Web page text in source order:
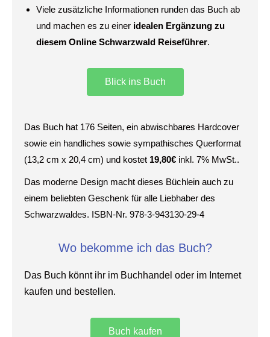
Viele zusätzliche Informationen runden das Buch ab
und machen es zu einer idealen Ergänzung zu
diesem Online Schwarzwald Reiseführer.
Blick ins Buch
Das Buch hat 176 Seiten, ein abwischbares Hardcover
sowie ein handliches sowie sympathisches Querformat
(13,2 cm x 20,4 cm) und kostet 19,80€ inkl. 7% MwSt..
Das moderne Design macht dieses Büchlein auch zu
einem beliebten Geschenk für alle Liebhaber des
Schwarzwaldes. ISBN-Nr. 978-3-943130-29-4
Wo bekomme ich das Buch?
Das Buch könnt ihr im Buchhandel oder im Internet
kaufen und bestellen.
Buch kaufen